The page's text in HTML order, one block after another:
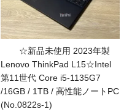
☆新品未使用 2023年製
Lenovo ThinkPad L15☆Intel
第11世代 Core i5-1135G7
/16GB / 1TB / 高性能ノートPC
(No.0822s-1)